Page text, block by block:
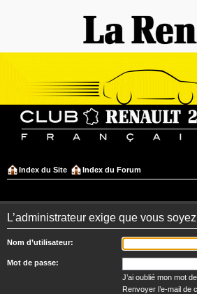
Index du Site Index du Forum
L’administrateur exige que vous
Nom d’utilisateur:
Mot de passe:
J’ai oublié mon mot
Renvoyer l’e-mail de